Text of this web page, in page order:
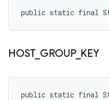
public static final String
HOST_ GROUP_ KEY
public static final